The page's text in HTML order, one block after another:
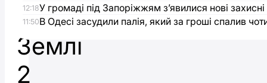
на
Землі
2
12:18У громаді під Запоріжжям з’явилися нові
11:50В Одесі засудили палія, який за гроші спалив